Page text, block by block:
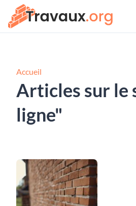
Accueil
Articles sur le
ligne"